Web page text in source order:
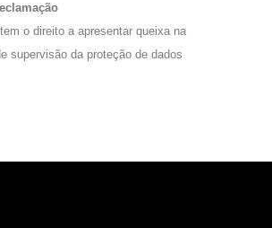
o direito a apresentar queixa na
supervisão da proteção de dados